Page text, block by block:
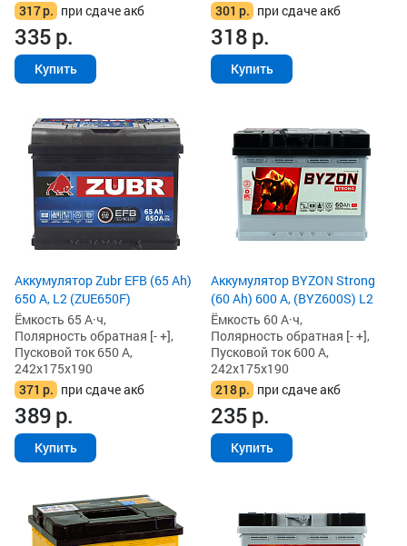
317р. при сдаче акб
335р.
Купить
301 р. при сдаче акб
318р.
Купить
Аккумулятор Zubr EFB (65 Ah)
650 А, L2 (ZUE650F)
Ёмкость 65 А·ч,
Полярность обратная [- +],
Пусковой ток 650 А,
242x175x190
371 р. при сдаче акб
389р.
Купить
Аккумулятор BYZON Strong
(60 Ah) 600 А, (BYZ600S) L2
Ёмкость 60 А·ч,
Полярность обратная [- +],
Пусковой ток 600 А,
242x175x190
218р. при сдаче акб
235р.
Купить